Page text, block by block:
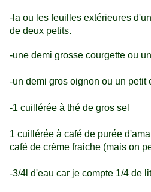
-la ou les feuilles extérieures
de deux petits.
-une demi grosse courgette ou
-un demi gros oignon ou un petit
-1 cuillérée à thé de gros sel
1 cuillérée à café de purée
café de crème fraiche (mais on
-3/4l d'eau car je compte 1/4 de